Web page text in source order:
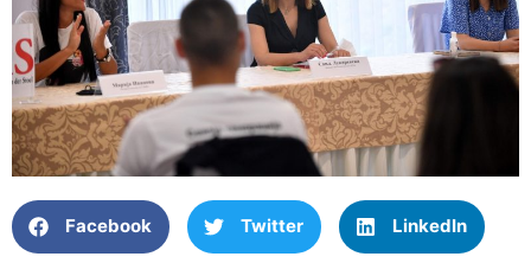
Facebook Twitter LinkedIn